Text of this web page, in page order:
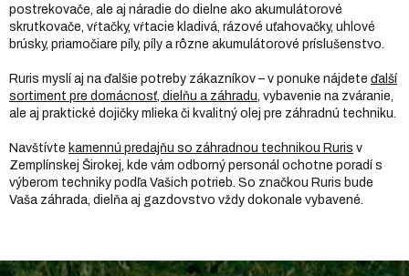
postrekovače, ale aj náradie do dielne ako akumulátorové
skrutkovače, vŕtačky, vŕtacie kladivá, rázové uťahovačky, uhlové
brúsky, priamočiare píly, píly a rôzne akumulátorové príslušenstvo.
Ruris myslí aj na ďalšie potreby zákazníkov – v ponuke nájdete ďalší
sortiment pre domácnosť, dielňu a záhradu , vybavenie na zváranie,
ale aj praktické dojičky mlieka či kvalitný olej pre záhradnú techniku.
Navštívte kamennú predajňu so záhradnou technikou Ruris v
Zemplínskej Širokej, kde vám odborný personál ochotne poradí s
výberom techniky podľa Vašich potrieb. So značkou Ruris bude
Vaša záhrada, dielňa aj gazdovstvo vždy dokonale vybavené.